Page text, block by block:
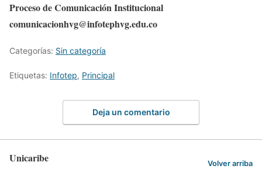
Proceso de Comunicación Institucional
comunicacionhvg@infotephvg.edu.co
Categorías: Sin categoría
Etiquetas: Infotep, Principal
Deja un comentario
Unicaribe Volver arriba